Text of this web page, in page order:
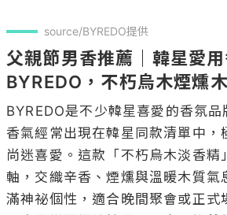
source/BYREDO提供
父親節男香推薦｜韓星愛
BYREDO，不朽烏木煙燻
BYREDO是不少韓星喜愛的香氛
香氣經常出現在韓星同款清單中，
尚迷喜愛。這款「不朽烏木淡香精
軸，交織辛香、煙燻與溫暖木質氣
滿神祕個性，適合晚間聚會或正